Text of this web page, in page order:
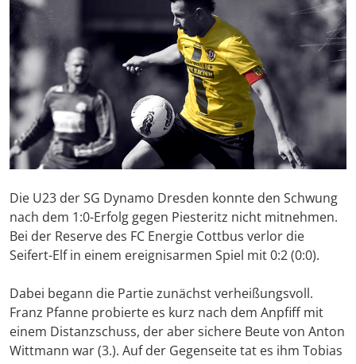
Die U23 der SG Dynamo Dresden konnte den Schwung
nach dem 1:0-Erfolg gegen Piesteritz nicht mitnehmen.
Bei der Reserve des FC Energie Cottbus verlor die
Seifert-Elf in einem ereignisarmen Spiel mit 0:2 (0:0).
Dabei begann die Partie zunächst verheißungsvoll.
Franz Pfanne probierte es kurz nach dem Anpfiff mit
einem Distanzschuss, der aber sichere Beute von Anton
Wittmann war (3.). Auf der Gegenseite tat es ihm Tobias